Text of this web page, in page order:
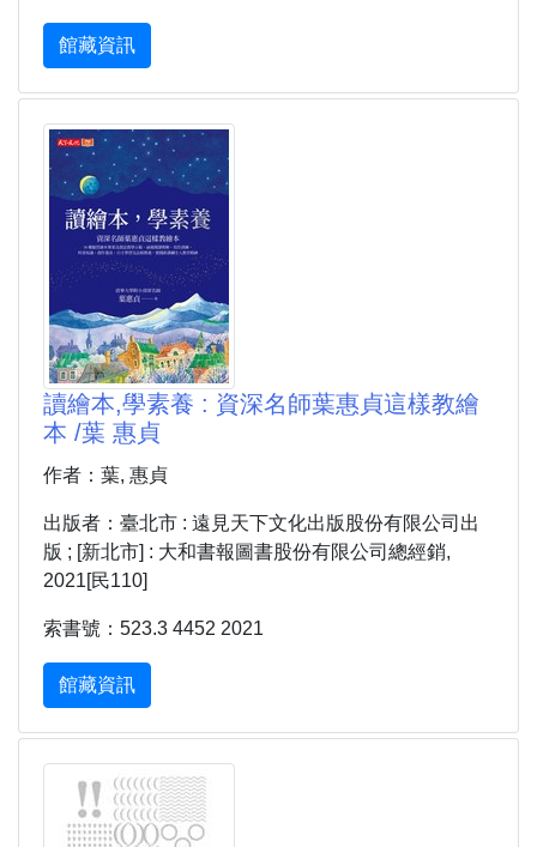
館藏資訊
讀繪本,學素養 : 資深名師葉惠貞這樣教繪
本 /葉 惠貞
作者：葉, 惠貞
出版者：臺北市 : 遠見天下文化出版股份有限公司出
版 ; [新北市] : 大和書報圖書股份有限公司總經銷,
2021[民110]
索書號：523.3 4452 2021
館藏資訊